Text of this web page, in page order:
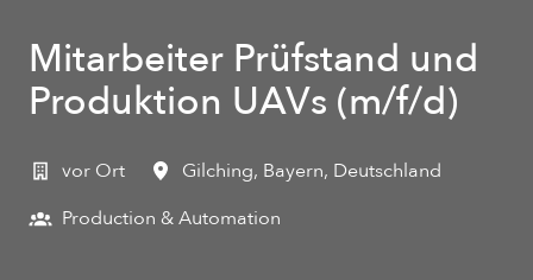
Mitarbeiter Prüfstand und
Produktion UAVs (m/f/d)
vor Ort Gilching, Bayern, Deutschland
Production & Automation